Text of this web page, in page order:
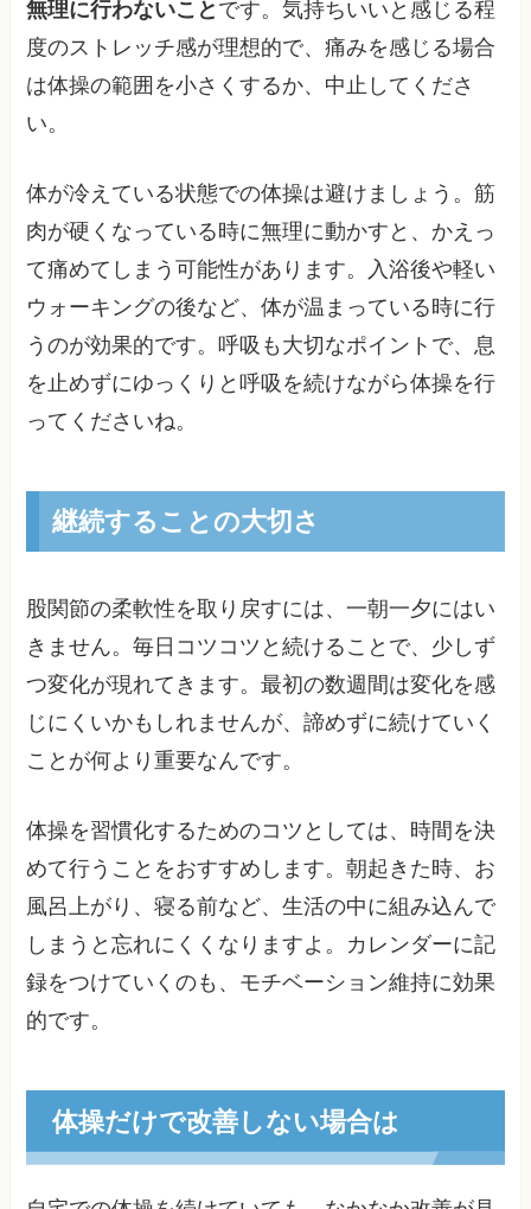
無理に行わないこと です。気持ちいいと感じる程
度のストレッチ感が理想的で、痛みを感じる場合
は体操の範囲を小さくするか、中止してくださ
い。
体が冷えている状態での体操は避けましょう。筋
肉が硬くなっている時に無理に動かすと、かえっ
て痛めてしまう可能性があります。入浴後や軽い
ウォーキングの後など、体が温まっている時に行
うのが効果的です。呼吸も大切なポイントで、息
を止めずにゆっくりと呼吸を続けながら体操を行
ってくださいね。
継続することの大切さ
股関節の柔軟性を取り戻すには、一朝一夕にはい
きません。毎日コツコツと続けることで、少しず
つ変化が現れてきます。最初の数週間は変化を感
じにくいかもしれませんが、諦めずに続けていく
ことが何より重要なんです。
体操を習慣化するためのコツとしては、時間を決
めて行うことをおすすめします。朝起きた時、お
風呂上がり、寝る前など、生活の中に組み込んで
しまうと忘れにくくなりますよ。カレンダーに記
録をつけていくのも、モチベーション維持に効果
的です。
体操だけで改善しない場合は